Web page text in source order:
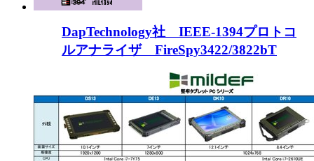
DapTechnology社 IEEE-1394プロトコ
ルアナライザ FireSpy3422/3822bT